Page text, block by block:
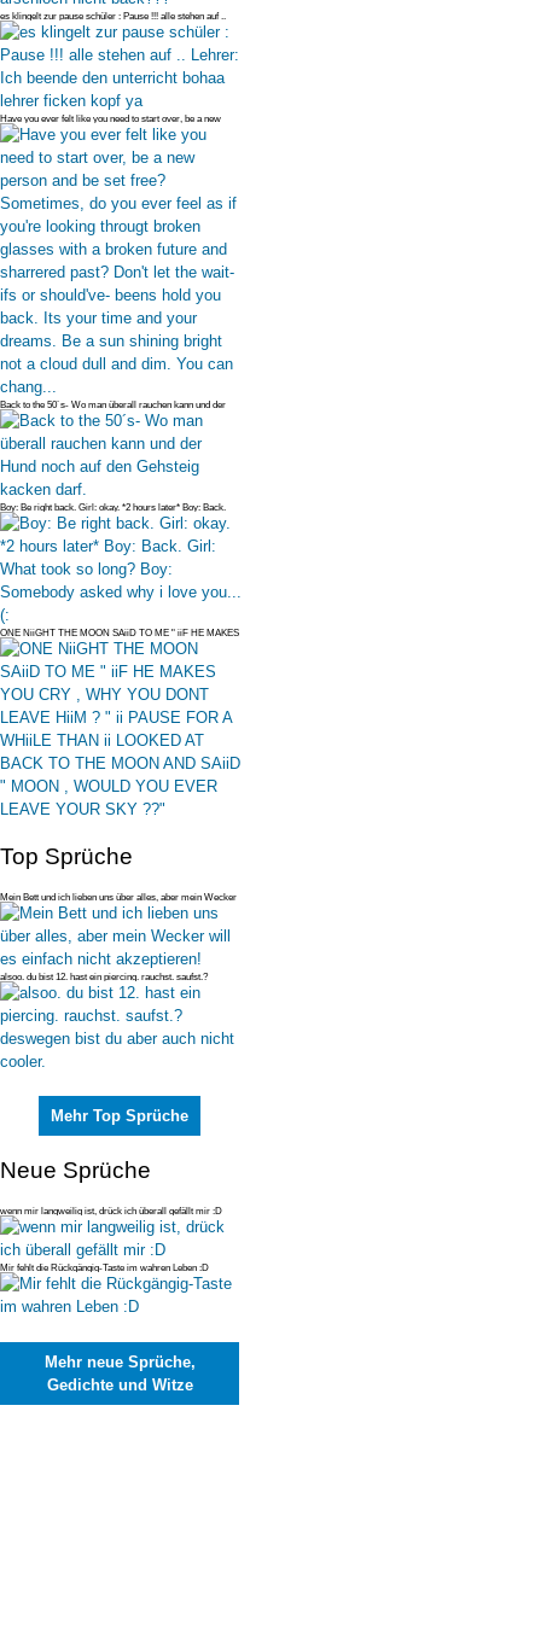
es klingelt zur pause schüler : Pause !!! alle stehen auf ..
Lehrer: Ich
Have you ever felt like you need to start over, be a new
person and be s
Back to the 50´s- Wo man überall rauchen kann und der
Hund noch auf den
Boy: Be right back. Girl: okay. *2 hours later* Boy: Back.
Girl: What to
ONE NiiGHT THE MOON SAiiD TO ME " iiF HE MAKES
YOU CRY , WHY YOU DONT LE
Top Sprüche
Mein Bett und ich lieben uns über alles, aber mein Wecker
will es einfac
alsoo. du bist 12. hast ein piercing. rauchst. saufst.?
deswegen bist du
Mehr Top Sprüche
Neue Sprüche
wenn mir langweilig ist, drück ich überall gefällt mir :D
Mir fehlt die Rückgängig-Taste im wahren Leben :D
Mehr neue Sprüche,
Gedichte und Witze